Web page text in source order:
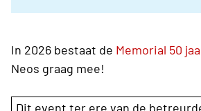
In 2026 bestaat de Memorial 50
Neos graag mee!
Dit event ter ere van de